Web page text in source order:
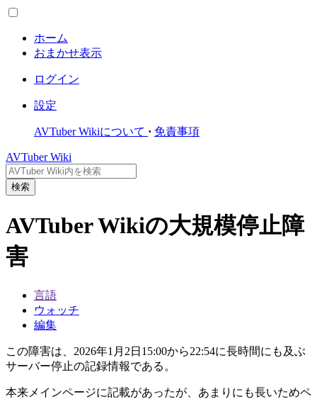
ホーム
おまかせ表示
ログイン
設定
AVTuber Wikiについて 免責事項
AVTuber Wiki
検索
AVTuber Wikiの大規模停止障
害
言語
ウォッチ
編集
この障害は、2026年1月2日15:00から22:54に長時間にも及ぶ
サーバー停止の記録情報である。
本来メインページに記載があったが、あまりにも長いためペ